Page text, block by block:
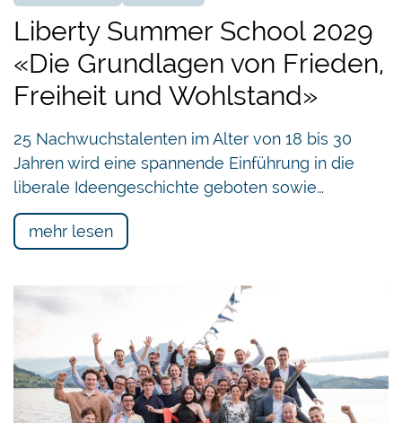
Liberty Summer School 2029
«Die Grundlagen von Frieden,
Freiheit und Wohlstand»
25 Nachwuchstalenten im Alter von 18 bis 30
Jahren wird eine spannende Einführung in die
liberale Ideengeschichte geboten sowie…
mehr lesen